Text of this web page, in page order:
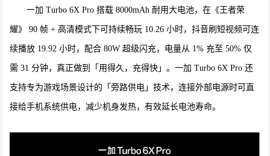
一加 Turbo 6X Pro 搭载 8000mAh 耐用大电池，在《王者荣
耀》 90 帧 + 高清模式下可持续畅玩 10.26 小时，抖音刷短视频可连
续播放 19.92 小时，配合 80W 超级闪充，电量从 1% 充至 50% 仅
需 31 分钟，真正做到「用得久，充得快」。一加 Turbo 6X Pro 还
支持专为游戏场景设计的「旁路供电」技术，连接外部电源时可直
接给手机系统供电，减少机身发热，有效延长电池寿命。